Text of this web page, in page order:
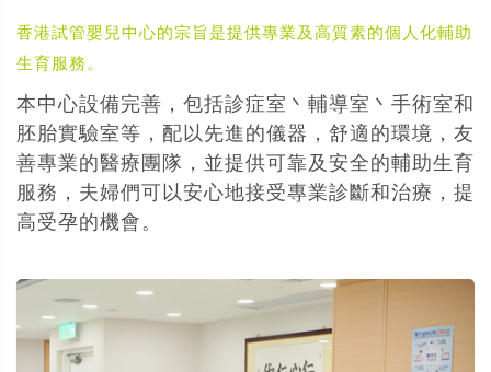
香港試管嬰兒中心的宗旨是提供專業及高質素的個人化輔助
生育服務。
本中心設備完善，包括診症室丶輔導室丶手術室和
胚胎實驗室等，配以先進的儀器，舒適的環境，友
善專業的醫療團隊，並提供可靠及安全的輔助生育
服務，夫婦們可以安心地接受專業診斷和治療，提
高受孕的機會。